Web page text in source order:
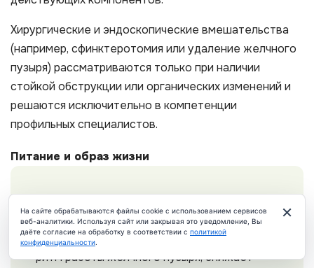
Хирургические и эндоскопические вмешательства
(например, сфинктеротомия или удаление желчного
пузыря) рассматриваются только при наличии
стойкой обструкции или органических изменений и
решаются исключительно в компетенции
профильных специалистов.
Питание и образ жизни
путей — не дополнение к лечению, а его
основа. Правильное питание нормализует
ритм работы желчного пузыря, снижает
×
На сайте обрабатываются файлы cookie с использованием сервисов
веб-аналитики. Используя сайт или закрывая это уведомление, Вы
даёте согласие на обработку в соответствии с политикой
конфиденциальности.